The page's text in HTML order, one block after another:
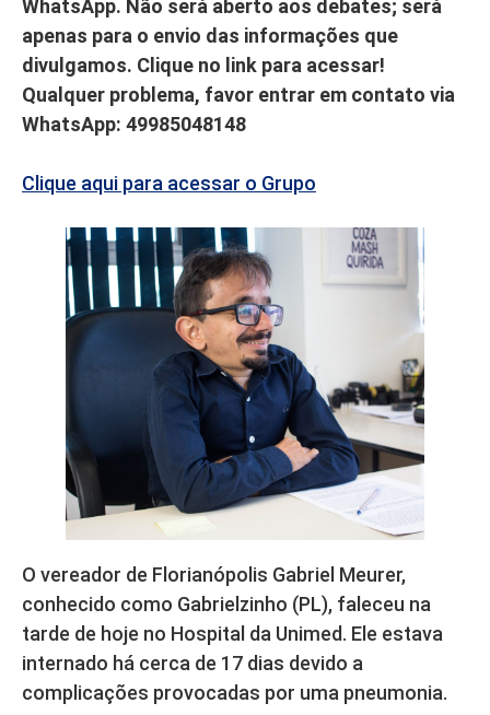
WhatsApp. Não será aberto aos debates; será
apenas para o envio das informações que
divulgamos. Clique no link para acessar!
Qualquer problema, favor entrar em contato via
WhatsApp: 49985048148
Clique aqui para acessar o Grupo
O vereador de Florianópolis Gabriel Meurer,
conhecido como Gabrielzinho (PL), faleceu na
tarde de hoje no Hospital da Unimed. Ele estava
internado há cerca de 17 dias devido a
complicações provocadas por uma pneumonia.